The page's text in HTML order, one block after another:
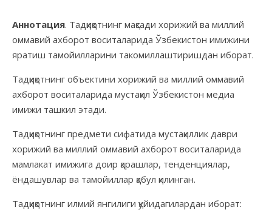
Аннотация. Тадқиқотнинг мақсади хорижий ва миллий
оммавий ахборот воситаларида Ўзбекистон имижини
яратиш тамойилларини такомиллаштиришдан иборат.
Тадқиқотнинг объектини хорижий ва миллий оммавий
ахборот воситаларида мустақил Ўзбекистон медиа
имижи ташкил этади.
Тадқиқотнинг предмети сифатида мустақиллик даври
хорижий ва миллий оммавий ахборот воситаларида
мамлакат имижига доир қарашлар, тенденциялар,
ёндашувлар ва тамойиллар қабул қилинган.
Тадқиқотнинг илмий янгилиги қуйидагилардан иборат: